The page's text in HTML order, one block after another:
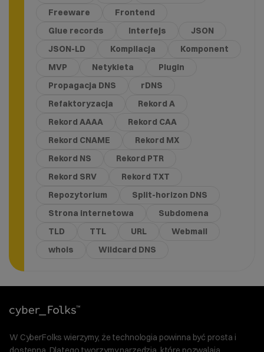
Freeware
Frontend
Glue records
Interfejs
JSON
JSON-LD
Kompilacja
Komponent
MVP
Netykieta
Plugin
Propagacja DNS
rDNS
Refaktoryzacja
Rekord A
Rekord AAAA
Rekord CAA
Rekord CNAME
Rekord MX
Rekord NS
Rekord PTR
Rekord SRV
Rekord TXT
Repozytorium
Split-horizon DNS
Strona internetowa
Subdomena
TLD
TTL URL
Webmail
whois
Wildcard DNS
W CyberFolks wierzymy, że technologia powinna być prosta i